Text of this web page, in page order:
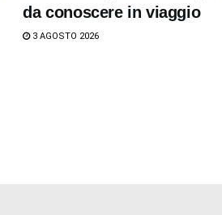
da conoscere in viaggio
3 AGOSTO 2026